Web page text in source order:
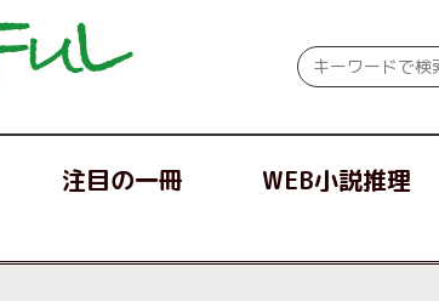
注目の一冊 WEB小説推理